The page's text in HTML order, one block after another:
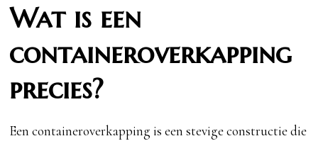
Wat is een
containeroverkapping
precies?
Een containeroverkapping is een stevige constructie die